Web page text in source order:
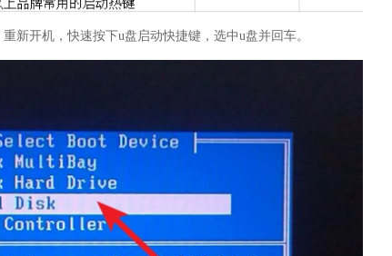
新开机，快速按下u盘启动快捷键，选中u盘并回车。